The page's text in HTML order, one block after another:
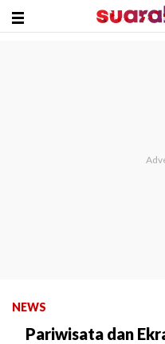
NEWS
Pariwisata dan